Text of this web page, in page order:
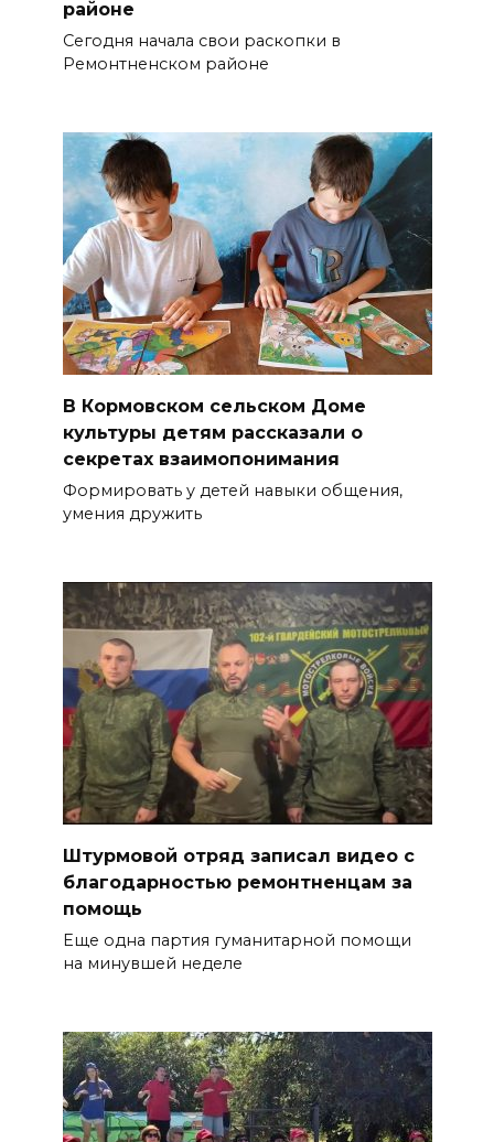
районе
Сегодня начала свои раскопки в
Ремонтненском районе
В Кормовском сельском Доме
культуры детям рассказали о
секретах взаимопонимания
Формировать у детей навыки общения,
умения дружить
Штурмовой отряд записал видео с
благодарностью ремонтненцам за
помощь
Еще одна партия гуманитарной помощи
на минувшей неделе